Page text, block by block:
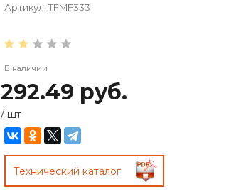
Артикул: TFMF333
В наличии
292.49 руб.
/ шт
Технический каталог